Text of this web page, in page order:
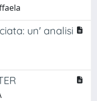
un' analisi